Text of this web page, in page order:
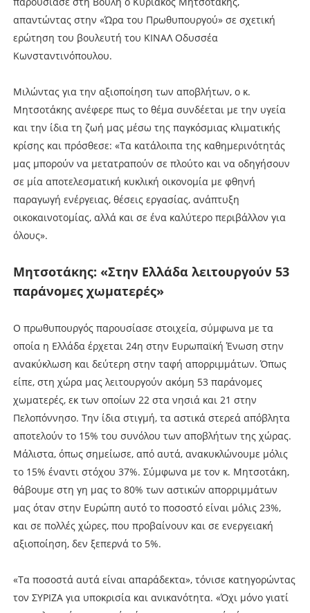
απαντώντας στην «Ώρα του Πρωθυπουργού» σε σχετική
ερώτηση του βουλευτή του ΚΙΝΑΛ Οδυσσέα
Κωνσταντινόπουλου.
Μιλώντας για την αξιοποίηση των αποβλήτων, ο κ.
Μητσοτάκης ανέφερε πως το θέμα συνδέεται με την υγεία
και την ίδια τη ζωή μας μέσω της παγκόσμιας κλιματικής
κρίσης και πρόσθεσε: «Τα κατάλοιπα της καθημερινότητάς
μας μπορούν να μετατραπούν σε πλούτο και να οδηγήσουν
σε μία αποτελεσματική κυκλική οικονομία με φθηνή
παραγωγή ενέργειας, θέσεις εργασίας, ανάπτυξη
οικοκαινοτομίας, αλλά και σε ένα καλύτερο περιβάλλον για
όλους».
Μητσοτάκης: «Στην Ελλάδα λειτουργούν 53
παράνομες χωματερές»
Ο πρωθυπουργός παρουσίασε στοιχεία, σύμφωνα με τα
οποία η Ελλάδα έρχεται 24η στην Ευρωπαϊκή Ένωση στην
ανακύκλωση και δεύτερη στην ταφή απορριμμάτων. Όπως
είπε, στη χώρα μας λειτουργούν ακόμη 53 παράνομες
χωματερές, εκ των οποίων 22 στα νησιά και 21 στην
Πελοπόννησο. Την ίδια στιγμή, τα αστικά στερεά απόβλητα
αποτελούν το 15% του συνόλου των αποβλήτων της χώρας.
Μάλιστα, όπως σημείωσε, από αυτά, ανακυκλώνουμε μόλις
το 15% έναντι στόχου 37%. Σύμφωνα με τον κ. Μητσοτάκη,
θάβουμε στη γη μας το 80% των αστικών απορριμμάτων
μας όταν στην Ευρώπη αυτό το ποσοστό είναι μόλις 23%,
και σε πολλές χώρες, που προβαίνουν και σε ενεργειακή
αξιοποίηση, δεν ξεπερνά το 5%.
«Τα ποσοστά αυτά είναι απαράδεκτα», τόνισε κατηγορώντας
τον ΣΥΡΙΖΑ για υποκρισία και ανικανότητα. «Όχι μόνο γιατί